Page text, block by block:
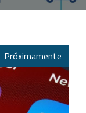
Próximamente